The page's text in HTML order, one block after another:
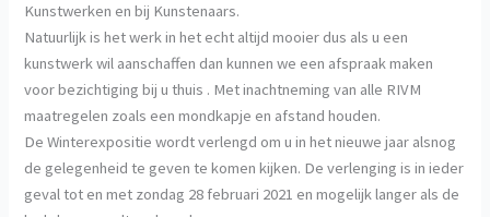
Kunstwerken en bij Kunstenaars.
Natuurlijk is het werk in het echt altijd mooier dus als u een
kunstwerk wil aanschaffen dan kunnen we een afspraak maken
voor bezichtiging bij u thuis . Met inachtneming van alle RIVM
maatregelen zoals een mondkapje en afstand houden.
De Winterexpositie wordt verlengd om u in het nieuwe jaar alsnog
de gelegenheid te geven te komen kijken. De verlenging is in ieder
geval tot en met zondag 28 februari 2021 en mogelijk langer als de